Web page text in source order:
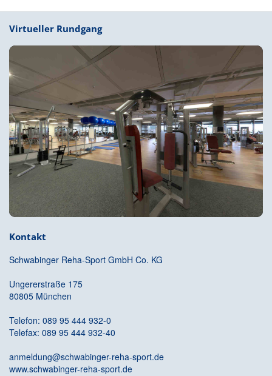
Virtueller Rundgang
Kontakt
Schwabinger Reha-Sport GmbH Co. KG
Ungererstraße 175
80805 München
Telefon: 089 95 444 932-0
Telefax: 089 95 444 932-40
anmeldung@schwabinger-reha-sport.de
www.schwabinger-reha-sport.de